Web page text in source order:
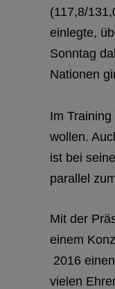
(117,8/
einlegte,
Sonntag
Nationen
Im
wollen.
ist bei
parallel
Mit der
einem
2016
vielen